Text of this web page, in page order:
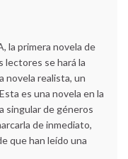
la primera novela de
lectores se hará la
novela realista, un
es una novela en la
singular de géneros
de inmediato,
que han leído una